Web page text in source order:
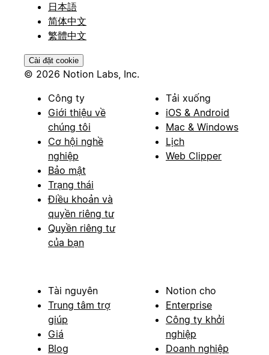
日本語
简体中文
繁體中文
Cài đặt cookie
© 2026 Notion Labs, Inc.
Công ty
Giới thiệu về
chúng tôi
Cơ hội nghề
nghiệp
Bảo mật
Trạng thái
Điều khoản và
quyền riêng tư
Quyền riêng tư
của bạn
Tải xuống
iOS & Android
Mac & Windows
Lịch
Web Clipper
Tài nguyên
Trung tâm trợ
giúp
Giá
Blog
Notion cho
Enterprise
Công ty khởi
nghiệp
Doanh nghiệp